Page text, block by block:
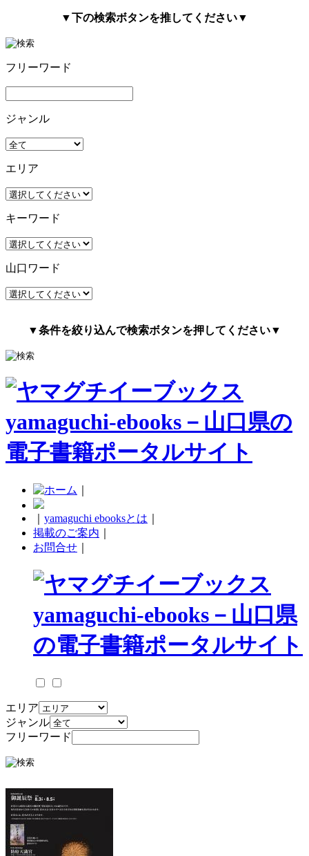
▼下の検索ボタンを推してください▼
フリーワード
ジャンル
エリア
キーワード
山口ワード
▼条件を絞り込んで検索ボタンを押してください▼
yamaguchi ebooksとは
掲載のご案内
お問合せ
エリア
ジャンル
フリーワード